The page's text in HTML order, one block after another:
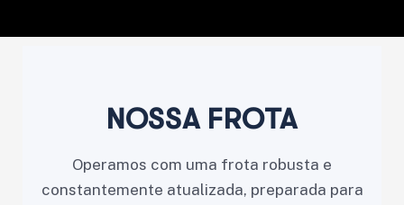
NOSSA FROTA
Operamos com uma frota robusta e
constantemente atualizada, preparada para